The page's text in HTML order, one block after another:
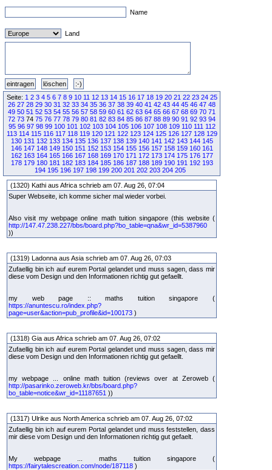
Name
Land
Seite: 1 2 3 4 5 6 7 8 9 10 11 12 13 14 15 16 17 18 19 20 21 22 23 24 25
26 27 28 29 30 31 32 33 34 35 36 37 38 39 40 41 42 43 44 45 46 47 48
49 50 51 52 53 54 55 56 57 58 59 60 61 62 63 64 65 66 67 68 69 70 71
72 73 74 75 76 77 78 79 80 81 82 83 84 85 86 87 88 89 90 91 92 93 94
95 96 97 98 99 100 101 102 103 104 105 106 107 108 109 110 111 112
113 114 115 116 117 118 119 120 121 122 123 124 125 126 127 128 129
130 131 132 133 134 135 136 137 138 139 140 141 142 143 144 145
146 147 148 149 150 151 152 153 154 155 156 157 158 159 160 161
162 163 164 165 166 167 168 169 170 171 172 173 174 175 176 177
178 179 180 181 182 183 184 185 186 187 188 189 190 191 192 193
194 195 196 197 198 199 200 201 202 203 204 205
(1320) Kathi aus Africa schrieb am 07. Aug 26, 07:04
Super Webseite, ich komme sicher mal wieder vorbei.
Also visit my webpage online math tuition singapore (this website (
http://147.47.238.227/bbs/board.php?bo_table=qna&wr_id=5387960
))
(1319) Ladonna aus Asia schrieb am 07. Aug 26, 07:03
Zufaellig bin ich auf eurem Portal gelandet und muss sagen, dass mir
diese vom Design und den Informationen richtig gut gefaellt.
my web page :: maths tuition singapore (
https://anuntescu.ro/index.php?
page=user&action=pub_profile&id=100173 )
(1318) Gia aus Africa schrieb am 07. Aug 26, 07:02
Zufaellig bin ich auf eurem Portal gelandet und muss sagen, dass mir
diese vom Design und den Informationen richtig gut gefaellt.
my webpage ... online math tuition (reviews over at Zeroweb (
http://pasarinko.zeroweb.kr/bbs/board.php?
bo_table=notice&wr_id=11187651 ))
(1317) Ulrike aus North America schrieb am 07. Aug 26, 07:02
Zufaellig bin ich auf eurem Portal gelandet und muss feststellen, dass
mir diese vom Design und den Informationen richtig gut gefaelt.
My webpage ... maths tuition singapore (
https://fairytalescreation.com/node/187118 )